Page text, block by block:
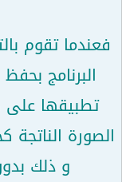
فعندما تقوم
تطبيقها على
الصورة
و ذلك